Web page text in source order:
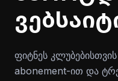
ფიტნეს
abonement-ით და